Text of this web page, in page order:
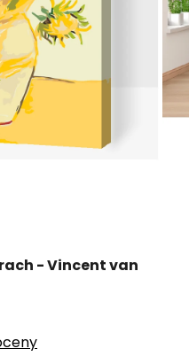
- Vincent van